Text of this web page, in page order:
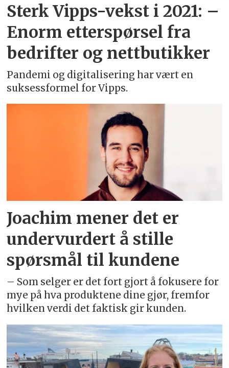
Sterk Vipps-vekst i 2021: –
Enorm etterspørsel fra
bedrifter og nettbutikker
Pandemi og digitalisering har vært en
suksessformel for Vipps.
Joachim mener det er
undervurdert å stille
spørsmål til kundene
– Som selger er det fort gjort å fokusere for
mye på hva produktene dine gjør, fremfor
hvilken verdi det faktisk gir kunden.